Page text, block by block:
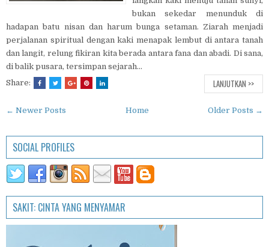
bukan sekedar menunduk di
hadapan batu nisan dan harum bunga setaman. Ziarah menjadi
perjalanan spiritual dengan kaki menapak lembut di antara tanah
dan langit, relung fikiran kita berada antara fana dan abadi. Di sana,
di balik pusara, tersimpan sejarah...
Share:
LANJUTKAN >>
← Newer Posts Older Posts →
Home
SOCIAL PROFILES
SAKIT: CINTA YANG MENYAMAR